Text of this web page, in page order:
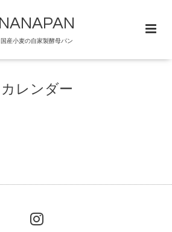
NANAPAN
国産小麦の自家製酵母パン
カレンダー